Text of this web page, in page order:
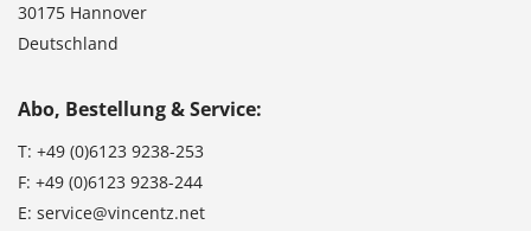
30175 Hannover
Deutschland
Abo, Bestellung & Service:
T: +49 (0)6123 9238-253
F: +49 (0)6123 9238-244
E: service@vincentz.net